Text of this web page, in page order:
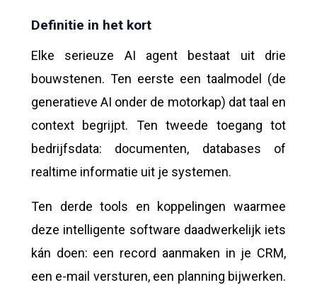
Definitie in het kort
Elke serieuze AI agent bestaat uit drie
bouwstenen. Ten eerste een taalmodel (de
generatieve AI onder de motorkap) dat taal en
context begrijpt. Ten tweede toegang tot
bedrijfsdata: documenten, databases of
realtime informatie uit je systemen.
Ten derde tools en koppelingen waarmee
deze intelligente software daadwerkelijk iets
kán doen: een record aanmaken in je CRM,
een e-mail versturen, een planning bijwerken.